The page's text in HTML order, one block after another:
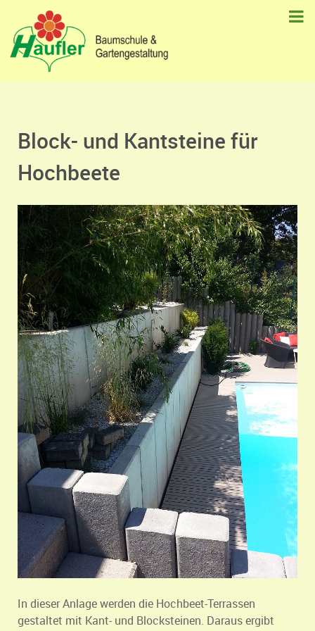
Block- und Kantsteine für
Hochbeete
In dieser Anlage werden die Hochbeet-Terrassen
gestaltet mit Kant- und Blocksteinen. Daraus ergibt